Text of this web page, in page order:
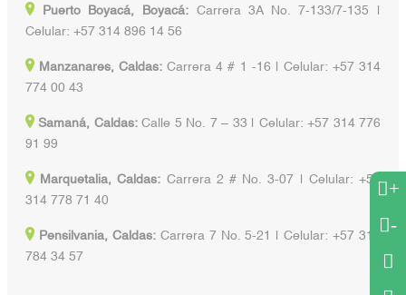
+
-
Puerto Boyacá, Boyacá:Carrera 3A No. 7-133/7-135 |
Celular: +57 314 896 14 56
Manzanares, Caldas: Carrera 4 # 1 -16 | Celular: +57 314
774 00 43
Samaná, Caldas:Calle 5 No. 7 – 33 | Celular: +57 314 776
91 99
Marquetalia, Caldas: Carrera 2 # No. 3-07 | Celular: +57
314 778 71 40
Pensilvania, Caldas:Carrera 7 No. 5-21 | Celular: +57 314
784 34 57